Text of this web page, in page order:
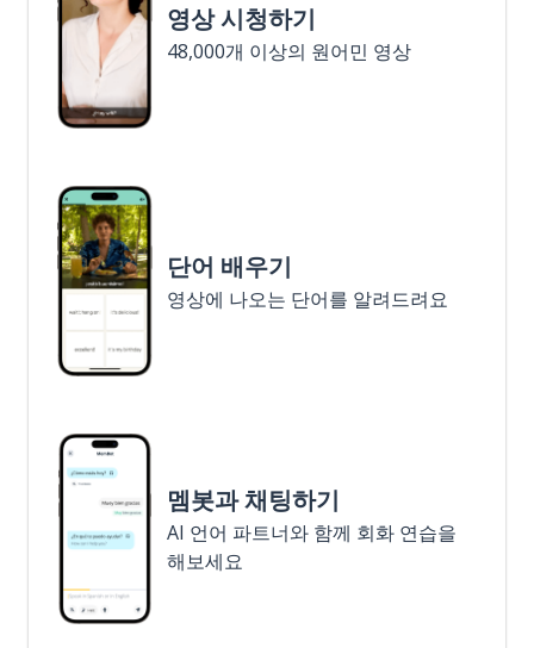
영상 시청하기
48,000개 이상의 원어민 영상
단어 배우기
영상에 나오는 단어를 알려드려요
멤봇과 채팅하기
AI 언어 파트너와 함께 회화 연습을
해보세요